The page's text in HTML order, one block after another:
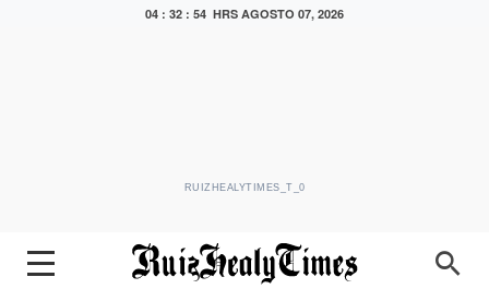
04 : 32 : 55 HRS AGOSTO 07, 2026
RUIZHEALYTIMES_T_0